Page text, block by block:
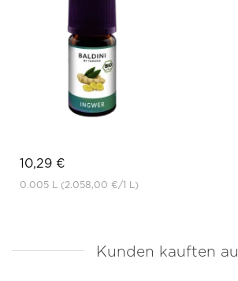
10,29 €
0.005 L (2.058,00 €/1 L)
Kunden kauften